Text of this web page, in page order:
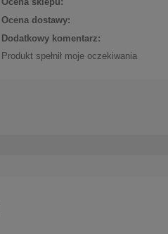
Ocena dostawy:
Dodatkowy komentarz:
Produkt spełnił moje oczekiwania